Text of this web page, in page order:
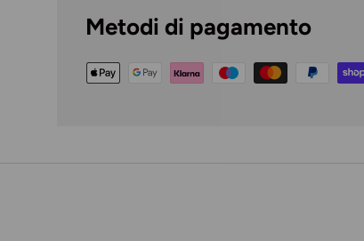
Metodi di pagamento